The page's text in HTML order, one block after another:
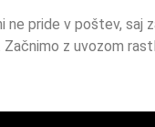
ne pride v poštev, saj
z uvozom